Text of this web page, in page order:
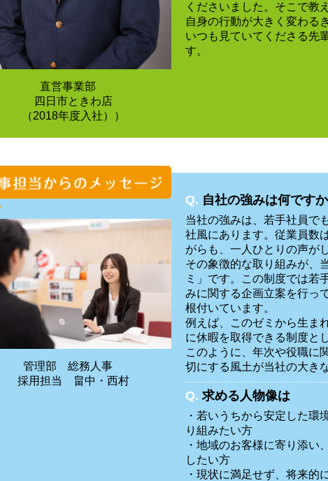
直営事業部
四日市ときわ店
（2018年度入社））
くださいました。そこで教
自身の行動が大きく変わる
いつも見ていてくださる先
す。
管理部 総務人事
採用担当 畠中・西村
Q. 自社の強みは何です
当社の強みは、若手社員で
社風にあります。従業員数
がらも、一人ひとりの声が
その象徴的な取り組みが、
ミ」です。この制度では若
みに関する企画立案を行っ
根付いています。
例えば、このゼミから生ま
に休暇を取得できる制度と
このように、年次や役職に
切にする風土が当社の大き
Q. 求める人物像は
・若いうちから安定した環
り組みたい方
・地域のお客様に寄り添い
したい方
・現状に満足せず、将来的